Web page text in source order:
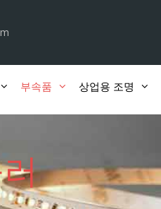
부속품 상업용 조명